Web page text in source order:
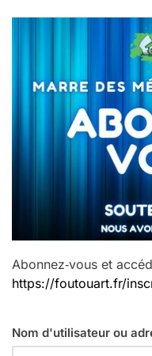
Abonnez‑vous et
https://foutouart.fr/
Nom d'utilisateur ou